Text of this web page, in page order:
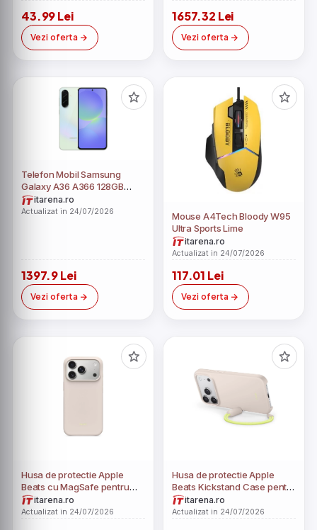
43.99 Lei
Vezi oferta
1657.32 Lei
Vezi oferta
Telefon Mobil Samsung
Galaxy A36 A366 128GB
Flash 6GB RAM Nano SIM +
eSIM 5G Awesome Lime
itarena.ro
Actualizat in 24/07/2026
1397.9 Lei
Vezi oferta
Mouse A4Tech Bloody W95
Ultra Sports Lime
itarena.ro
Actualizat in 24/07/2026
117.01 Lei
Vezi oferta
Husa de protectie Apple
Beats cu MagSafe pentru
itarena.ro
Actualizat in 24/07/2026
Husa de protectie Apple
Beats Kickstand Case pentru
iPhone 17 Pro cu suport
MagSafe și control al
itarena.ro
Actualizat in 24/07/2026